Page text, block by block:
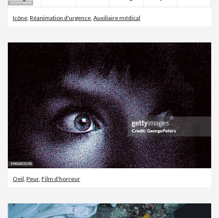
Icône, Réanimation d'urgence, Auxiliaire médical
Oeil Peur Film d'horreur